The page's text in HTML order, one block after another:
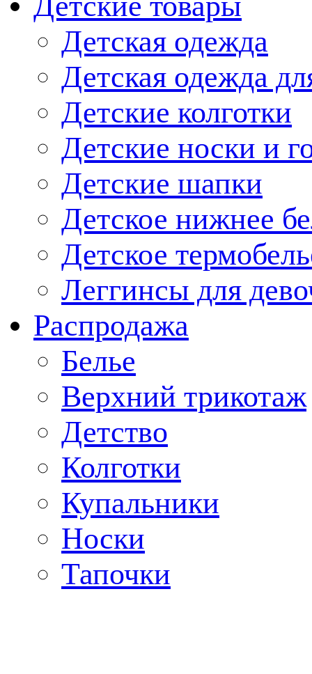
Детская одежда
Детская одежда
Детские колготки
Детские носки и
Детские шапки
Детское нижнее
Детское
Леггинсы для
Распродажа
Белье
Верхний трикотаж
Детство
Колготки
Купальники
Носки
Тапочки